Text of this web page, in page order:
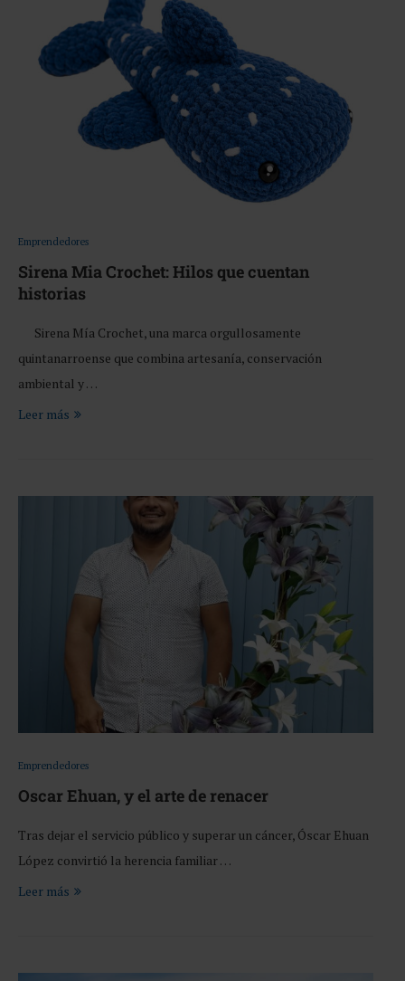
Emprendedores
Sirena Mia Crochet: Hilos que cuentan
historias
Sirena Mía Crochet, una marca orgullosamente
quintanarroense que combina artesanía, conservación
ambiental y …
Leer más
Emprendedores
Oscar Ehuan, y el arte de renacer
Tras dejar el servicio público y superar un cáncer, Óscar Ehuan
López convirtió la herencia familiar …
Leer más